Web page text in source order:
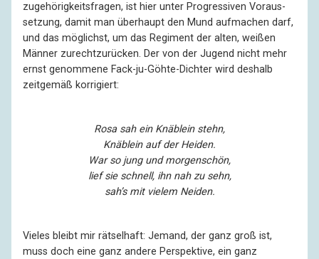
zugehö­rigkeits­fragen, ist hier unter Progres­siven Voraus­
setzung, damit man über­haupt den Mund aufmachen darf,
und das möglichst, um das Regiment der alten, weißen
Männer zurechtzurücken. Der von der Jugend nicht mehr
ernst genommene Fack-ju-Göhte-Dichter wird deshalb
zeitgemäß korrigiert:
Rosa sah ein Knäblein stehn,
Knäblein auf der Heiden.
War so jung und morgenschön,
lief sie schnell, ihn nah zu sehn,
sah’s mit vielem Neiden.
Vieles bleibt mir rätselhaft: Jemand, der ganz groß ist,
muss doch eine ganz andere Perspek­tive, ein ganz